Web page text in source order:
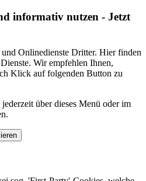
informativ nutzen - Jetzt
Onlinedienste Dritter. Hier finden
Wir empfehlen Ihnen,
Klick auf folgenden Button zu
über dieses Menü oder im